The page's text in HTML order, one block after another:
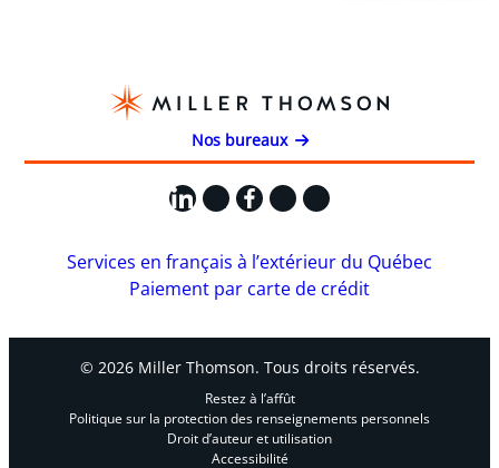
Nos bureaux
LinkedIn
X Facebook
Instagram
YouTube
Services en français à l’extérieur du Québec
Paiement par carte de crédit
© 2026 Miller Thomson. Tous droits réservés.
Restez à l’affût
Politique sur la protection des renseignements personnels
Droit d’auteur et utilisation
Accessibilité